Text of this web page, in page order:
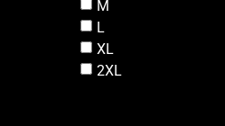
M
L
XL
2XL